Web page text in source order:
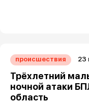
происшествия 23
Трёхлетний
ночной атаки
область